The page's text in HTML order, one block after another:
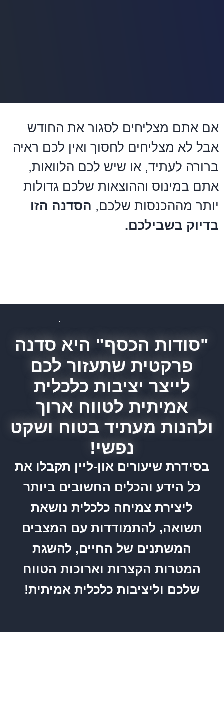
אם אתם מצליחים לסגור את החודש
אבל לא מצליחים לחסוך ואין לכם ראיה
ברורה לעתיד, או שיש לכם הלוואות,
אתם במינוס וההוצאות שלכם גדולות
יותר מההכנסות שלכם, הסדנה הזו
בדיוק בשבילכם.
"סודות הכסף" היא סדנה
פרקטית שתעזור לכם
לייצר יציבות כלכלית
אמיתית לטווח ארוך
ולהנות מעתיד בטוח ושקט
נפשי!
בסידרת שיעורים און-ליין תקבלו את
כל הידע והכלים החשובים ביותר
ליצירת צמיחה כלכלית נושאת
תשואה, להתמודדות עם המצבים
המשתנים של החיים, להשגת
המטרות הקצרות וארוכות הטווח
שלכם וליציבות כלכלית אמיתית!